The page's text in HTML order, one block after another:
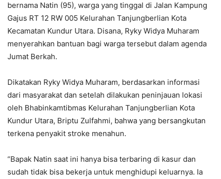
bernama Natin (95), warga yang tinggal di Jalan Kampung
Gajus RT 12 RW 005 Kelurahan Tanjungberlian Kota
Kecamatan Kundur Utara. Disana, Ryky Widya Muharam
menyerahkan bantuan bagi warga tersebut dalam agenda
Jumat Berkah.
Dikatakan Ryky Widya Muharam, berdasarkan informasi
dari masyarakat dan setelah dilakukan peninjauan lokasi
oleh Bhabinkamtibmas Kelurahan Tanjungberlian Kota
Kundur Utara, Briptu Zulfahmi, bahwa yang bersangkutan
terkena penyakit stroke menahun.
“Bapak Natin saat ini hanya bisa terbaring di kasur dan
sudah tidak bisa bekerja untuk menghidupi keluarnya. Ia